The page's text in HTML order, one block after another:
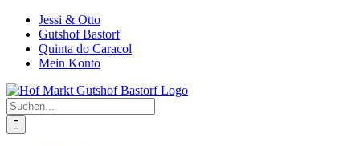
Zum
Inhalt
springen
Jessi & Otto
Gutshof Bastorf
Quinta do Caracol
Mein Konto
Suche
nach: